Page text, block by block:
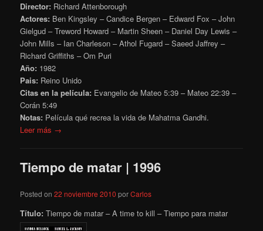
Director: Richard Attenborough
Actores: Ben Kingsley – Candice Bergen – Edward Fox – John
Gielgud – Treword Howard – Martin Sheen – Daniel Day Lewis –
John Mills – Ian Charleson – Athol Fugard – Saeed Jaffrey –
Richard Griffiths – Om Puri
Año: 1982
Pais: Reino Unido
Citas en la película: Evangelio de Mateo 5:39 – Mateo 22:39 –
Corán 5:49
Notas: Película qué recrea la vida de Mahatma Gandhi.
Leer más →
Tiempo de matar | 1996
Posted on22 noviembre 2010 porCarlos
Título: Tiempo de matar – A time to kill – Tiempo para matar